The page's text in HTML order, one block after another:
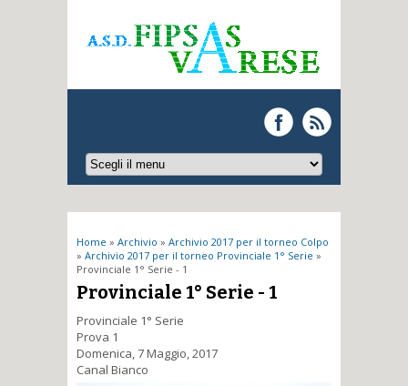
Tu sei qui
Home » Archivio » Archivio 2017 per il torneo Colpo
» Archivio 2017 per il torneo Provinciale 1° Serie »
Provinciale 1° Serie - 1
Provinciale 1° Serie - 1
Provinciale 1° Serie
Prova 1
Domenica, 7 Maggio, 2017
Canal Bianco